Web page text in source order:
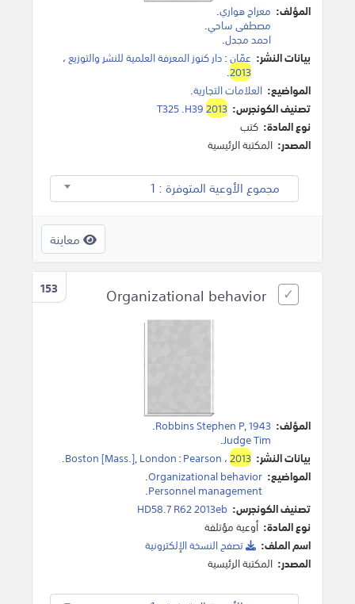
المؤلف: معراج هواري.
مصطفى ساحي.
احمد مجدل.
بيانات النشر: عمّان:دار كنوز المعرفة العلمية للنشر والتوزيع،
2013
.
المواضيع: العلامات التجارية.
تصنيف الكونجرس:
T325 .H392013
نوع المادة: كتب
المصدر: المكتبة الرئيسية
مجموع الأوعية المتوفرة : 1
معاينة
153
المؤلف: Robbins Stephen P,1943
.
Judge Tim
.
بيانات النشر:
Boston [Mass.],London:Pearson ،2013
.
المواضيع: Organizational behavior
.
Personnel management
.
تصنيف الكونجرس: HD58.7 R62 2013eb
نوع المادة: أوعية مؤتلفة
اسم الملف:
تصفح النسخة اﻹلكترونية
المصدر: المكتبة الرئيسية